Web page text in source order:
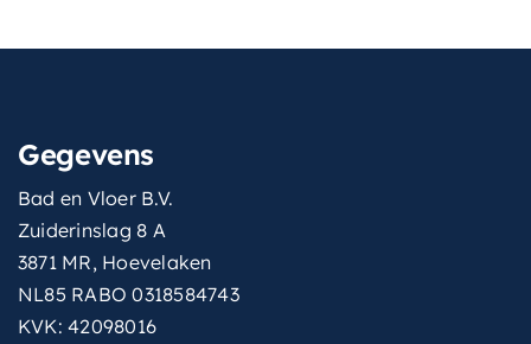
Gegevens
Bad en Vloer B.V.
Zuiderinslag 8 A
3871 MR, Hoevelaken
NL85 RABO 0318584743
KVK: 42098016